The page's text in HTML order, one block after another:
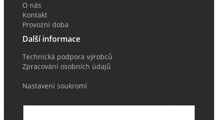
O nás
Kontakt
Provozní doba
Další informace
Technická podpora výrobců
Zpracování osobních údajů
Nastavení soukromí